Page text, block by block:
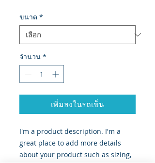
ขนาด *
จำนวน *
เพิ่มลงในรถเข็น
I'm a product description. I'm a
great place to add more details
about your product such as sizing,